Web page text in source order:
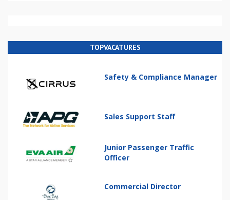
TOPVACATURES
Safety & Compliance Manager
Sales Support Staff
Junior Passenger Traffic
Officer
Commercial Director